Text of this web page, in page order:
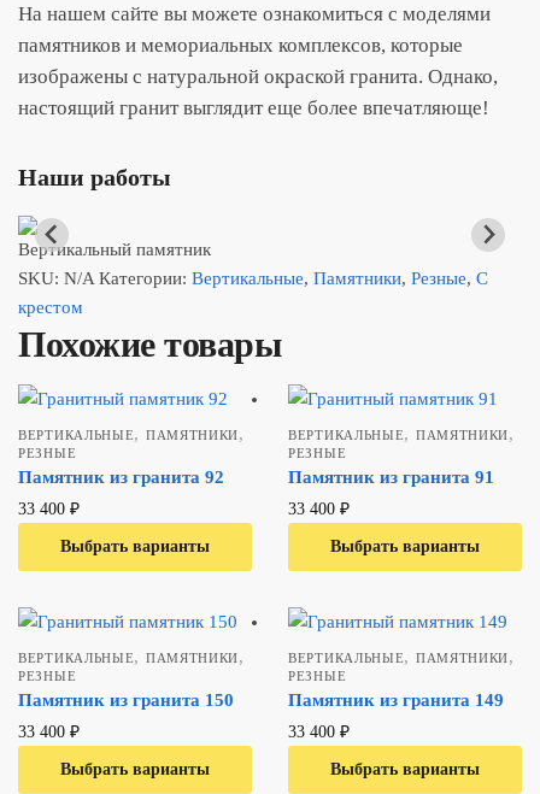
На нашем сайте вы можете ознакомиться с моделями
памятников и мемориальных комплексов, которые
изображены с натуральной окраской гранита. Однако,
настоящий гранит выглядит еще более впечатляюще!
Наши работы
Вертикальный памятник
SKU: N/A Категории: Вертикальные, Памятники, Резные, С
крестом
Похожие товары
ВЕРТИКАЛЬНЫЕ, ПАМЯТНИКИ,
РЕЗНЫЕ
Памятник из гранита 92
33 400 ₽
В один клик
Выбрать варианты
ВЕРТИКАЛЬНЫЕ, ПАМЯТНИКИ,
РЕЗНЫЕ
Памятник из гранита 91
33 400 ₽
В один клик
Выбрать варианты
ВЕРТИКАЛЬНЫЕ, ПАМЯТНИКИ,
РЕЗНЫЕ
Памятник из гранита 150
33 400 ₽
В один клик
Выбрать варианты
ВЕРТИКАЛЬНЫЕ, ПАМЯТНИКИ,
РЕЗНЫЕ
Памятник из гранита 149
33 400 ₽
В один клик
Выбрать варианты